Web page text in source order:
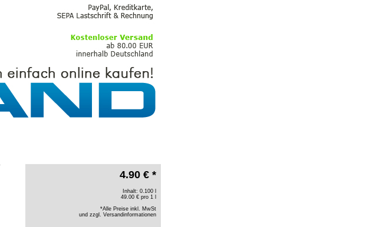
4.90 € *
Inhalt: 0.100 l
49.00 € pro 1 l
*Alle Preise inkl. MwSt
und zzgl. Versandinformationen